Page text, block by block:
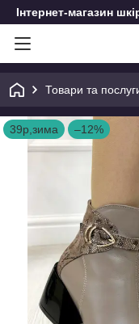
Інтернет-магазин
Товари та
39р,зима –12%